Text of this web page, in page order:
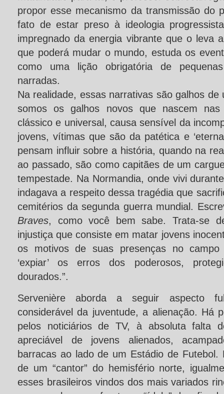
propor esse mecanismo da transmissão do
fato de estar preso à ideologia
impregnado da energia vibrante que o leva
que poderá mudar o mundo, estuda os
como uma lição obrigatória de
narradas.
Na realidade, essas narrativas são galhos
somos os galhos novos que nascem
clássico e universal, causa sensível da
jovens, vítimas que são da patética e
pensam influir sobre a história, quando na
ao passado, são como capitães de um
tempestade. Na Normandia, onde vivi
indagava a respeito dessa tragédia que
cemitérios da segunda guerra mundial.
Braves, como você bem sabe. Trata-se
injustiça que consiste em matar jovens
os motivos de suas presenças no
‘expiar’ os erros dos poderosos,
dourados.”.
Servenière aborda a seguir aspecto
considerável da juventude, a alienação. Há
pelos noticiários de TV, à absoluta falta
apreciável de jovens alienados,
barracas ao lado de um Estádio de Futebol.
de um “cantor” do hemisfério norte,
esses brasileiros vindos dos mais variados